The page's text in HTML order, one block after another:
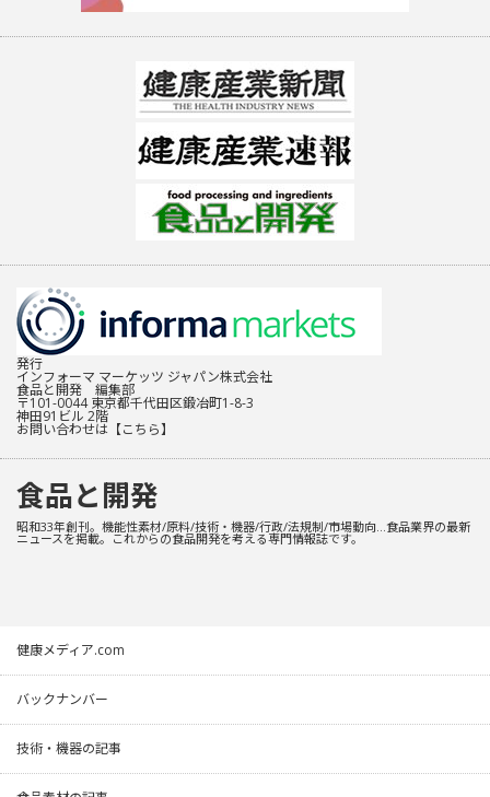
発行
インフォーマ マーケッツ ジャパン株式会社
食品と開発 編集部
〒101-0044 東京都千代田区鍛冶町1-8-3
神田91ビル 2階
お問い合わせは 【こちら】
食品と開発
昭和33年創刊。機能性素材/原料/技術・機器/行政/法規制/市場動向…食品業界の最新
ニュースを掲載。これからの食品開発を考える専門情報誌です。
健康メディア.com
バックナンバー
技術・機器の記事